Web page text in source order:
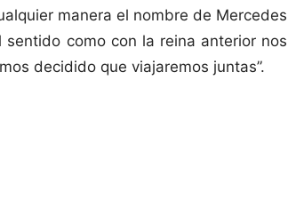
manera el nombre de Mercedes
como con la reina anterior nos
decidido que viajaremos juntas”.